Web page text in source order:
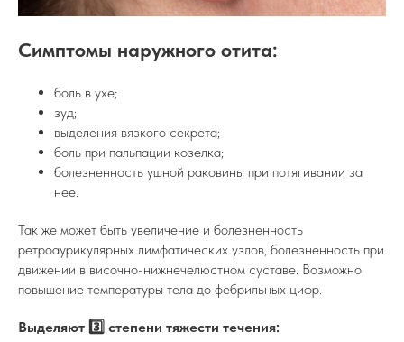
Симптомы наружного отита:
боль в ухе;
зуд;
выделения вязкого секрета;
боль при пальпации козелка;
болезненность ушной раковины при потягивании за
нее.
Так же может быть увеличение и болезненность
ретроаурикулярных лимфатических узлов, болезненность при
движении в височно-нижнечелюстном суставе. Возможно
повышение температуры тела до фебрильных цифр.
Выделяют 3️⃣ степени тяжести течения: